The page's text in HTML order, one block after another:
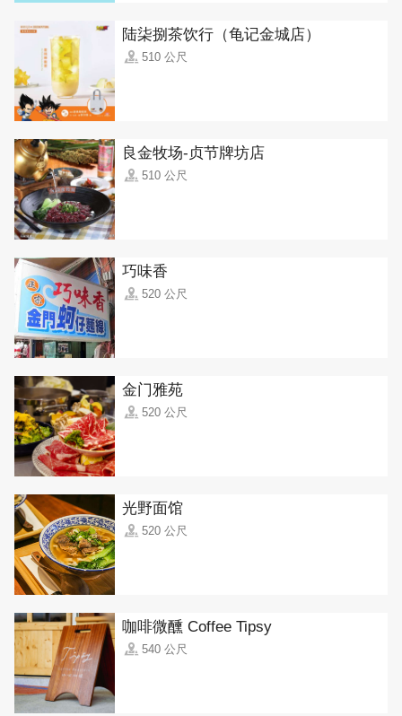
陆柒捌茶饮行（龟记金城店）
510 公尺
良金牧场-贞节牌坊店
510 公尺
巧味香
520 公尺
金门雅苑
520 公尺
光野面馆
520 公尺
咖啡微醺 Coffee Tipsy
540 公尺